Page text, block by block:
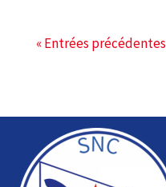
« Entrées précédentes